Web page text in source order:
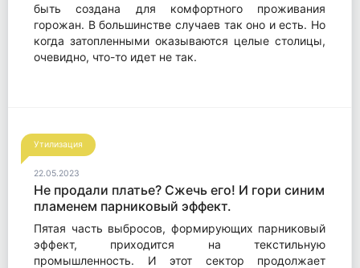
быть создана для комфортного проживания
горожан. В большинстве случаев так оно и есть. Но
когда затопленными оказываются целые столицы,
очевидно, что-то идет не так.
Утилизация
22.05.2023
Не продали платье? Сжечь его! И гори синим
пламенем парниковый эффект.
Пятая часть выбросов, формирующих парниковый
эффект, приходится на текстильную
промышленность. И этот сектор продолжает